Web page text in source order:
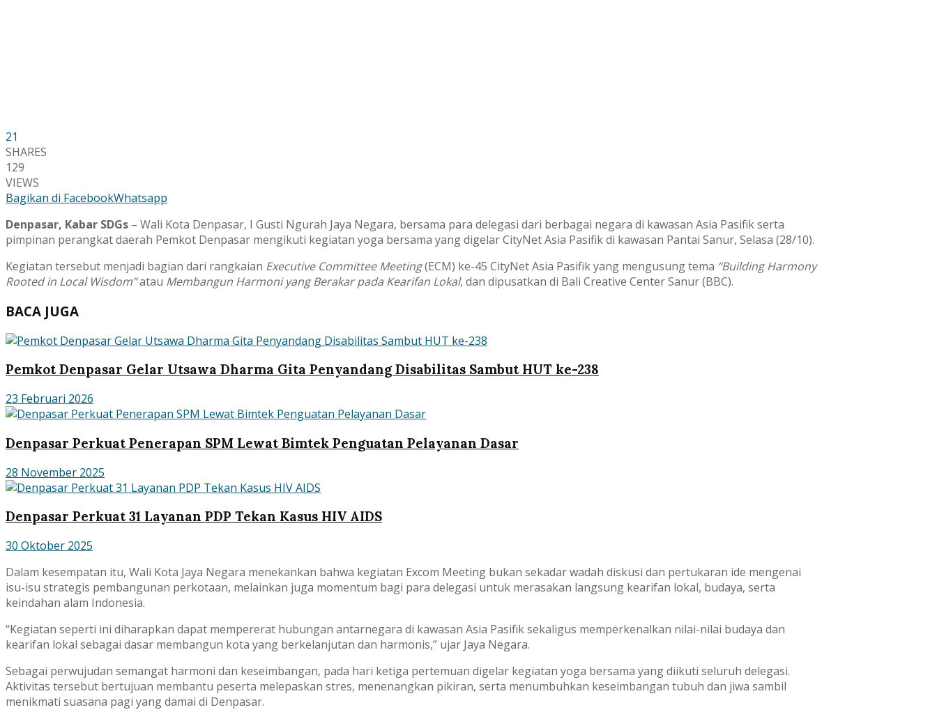
21
SHARES
129
VIEWS
Bagikan di FacebookWhatsapp
Denpasar, Kabar SDGs – Wali Kota Denpasar, I Gusti Ngurah Jaya Negara, bersama para delegasi dari berbagai negara di kawasan Asia Pasifik serta
pimpinan perangkat daerah Pemkot Denpasar mengikuti kegiatan yoga bersama yang digelar CityNet Asia Pasifik di kawasan Pantai Sanur, Selasa (28/10).
Kegiatan tersebut menjadi bagian dari rangkaian Executive Committee Meeting(ECM) ke-45 CityNet Asia Pasifik yang mengusung tema “Building Harmony
Rooted in Local Wisdom”atau Membangun Harmoni yang Berakar pada Kearifan Lokal, dan dipusatkan di Bali Creative Center Sanur (BBC).
BACA JUGA
Pemkot Denpasar Gelar Utsawa Dharma Gita Penyandang Disabilitas Sambut HUT ke-238
23 Februari 2026
Denpasar Perkuat Penerapan SPM Lewat Bimtek Penguatan Pelayanan Dasar
28 November 2025
Denpasar Perkuat 31 Layanan PDP Tekan Kasus HIV AIDS
30 Oktober 2025
Dalam kesempatan itu, Wali Kota Jaya Negara menekankan bahwa kegiatan Excom Meeting bukan sekadar wadah diskusi dan pertukaran ide mengenai
isu-isu strategis pembangunan perkotaan, melainkan juga momentum bagi para delegasi untuk merasakan langsung kearifan lokal, budaya, serta
keindahan alam Indonesia.
“Kegiatan seperti ini diharapkan dapat mempererat hubungan antarnegara di kawasan Asia Pasifik sekaligus memperkenalkan nilai-nilai budaya dan
kearifan lokal sebagai dasar membangun kota yang berkelanjutan dan harmonis,” ujar Jaya Negara.
Sebagai perwujudan semangat harmoni dan keseimbangan, pada hari ketiga pertemuan digelar kegiatan yoga bersama yang diikuti seluruh delegasi.
Aktivitas tersebut bertujuan membantu peserta melepaskan stres, menenangkan pikiran, serta menumbuhkan keseimbangan tubuh dan jiwa sambil
menikmati suasana pagi yang damai di Denpasar.